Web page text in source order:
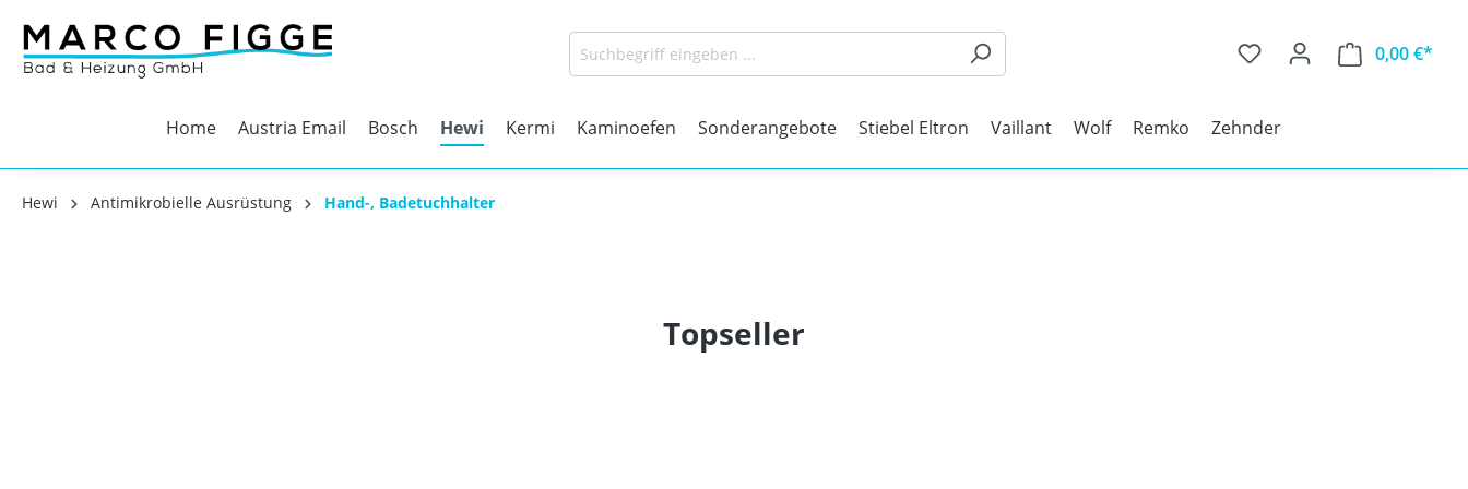
0,00 €*
Home Austria Email Bosch Hewi Kermi Kaminoefen Sonderangebote Stiebel Eltron Vaillant Wolf Remko Zehnder
Hewi Antimikrobielle Ausrüstung Hand-, Badetuchhalter
Topseller